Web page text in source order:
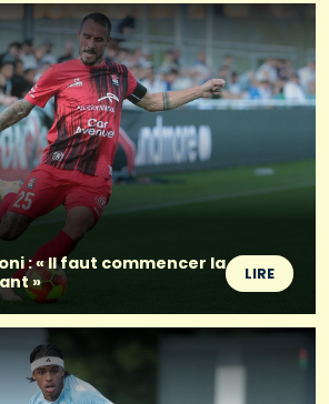
: « Il faut commencer la
»
LIRE